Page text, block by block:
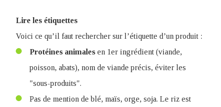
Lire les étiquettes
Voici ce qu’il faut rechercher sur l’étiquette d’un produit :
Protéines animales en 1er ingrédient (viande,
poisson, abats), nom de viande précis, éviter les
"sous-produits".
Pas de mention de blé, maïs, orge, soja. Le riz est